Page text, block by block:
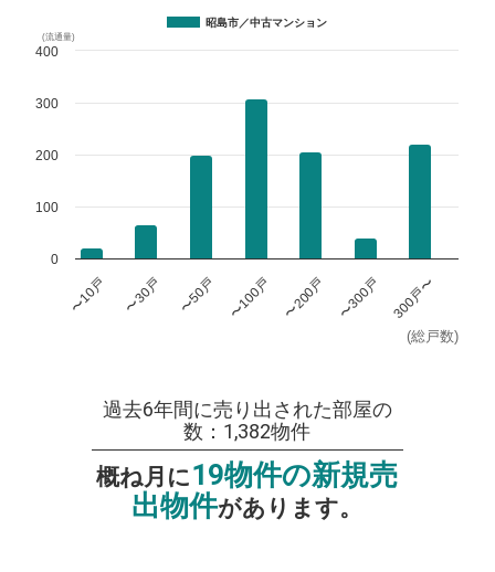
(総戸数)
(流通量)
昭島市／中古マンション
〜10戸 〜30戸 〜50戸 〜100戸 〜200戸 〜300戸 300戸〜
0
100
200
300
400
過去6年間に売り出された部屋の
数：1,382物件
概ね月に19物件の新規売
出物件があります。